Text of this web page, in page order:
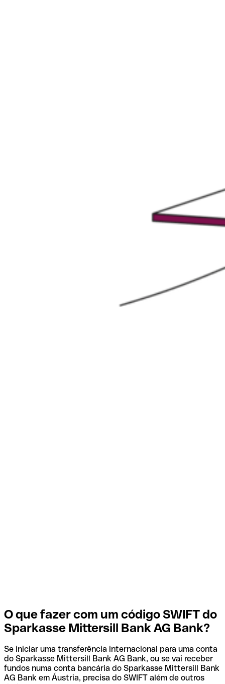
O que fazer com um código SWIFT do
Sparkasse Mittersill Bank AG Bank?
Se iniciar uma transferência internacional para uma conta
do Sparkasse Mittersill Bank AG Bank, ou se vai receber
fundos numa conta bancária do Sparkasse Mittersill Bank
AG Bank em Áustria, precisa do SWIFT além de outros